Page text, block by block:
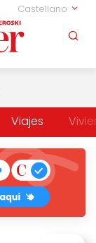
Castellano
Viajes